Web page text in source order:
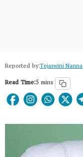
Reported by:Tejaswini Nanna
Read Time:5 mins